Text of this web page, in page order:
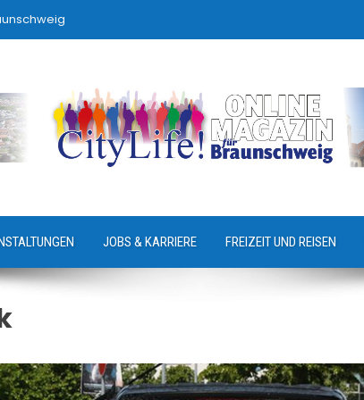
JOBS & KARRIERE FREIZEIT UND REISEN